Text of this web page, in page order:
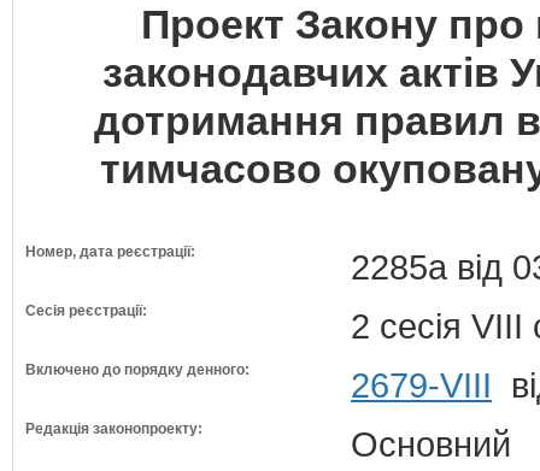
Проект Закону про
законодавчих актів
дотримання правил
тимчасово
Номер, дата реєстрації: 2285а від
Сесія реєстрації: 2 сесія VIII
Включено до порядку денного: 2679-VIII
Редакція законопроекту: Основний